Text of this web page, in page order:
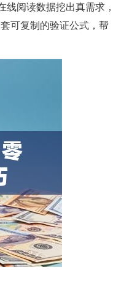
阅读数据挖出真需求，
可复制的验证公式，帮